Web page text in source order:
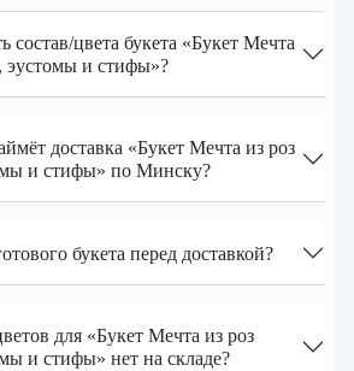
цвета букета «Букет Мечта
эустомы и стифы»?
доставка «Букет Мечта из роз
и стифы» по Минску?
букета перед доставкой?
для «Букет Мечта из роз
и стифы» нет на складе?